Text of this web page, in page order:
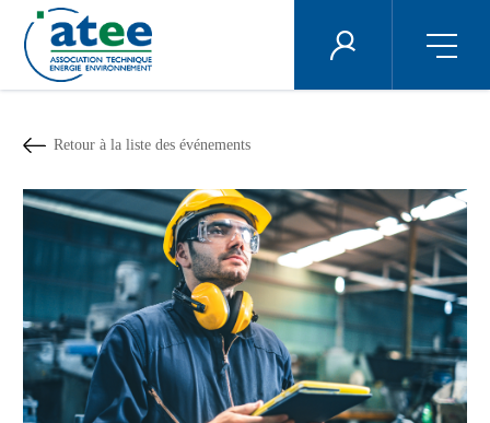
contenu
principal
ÉNERGIE PLUS
Retour à la liste des événements
Panneau de gestion des cookies